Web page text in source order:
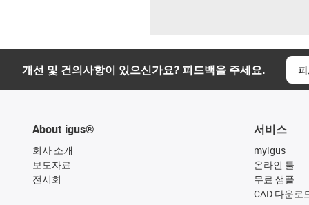
개선 및 건의사항이 있으신가요? 피드백을 주세요.
About igus®
회사 소개
보도자료
전시회
서비스
myigus
온라인 툴
무료 샘플
CAD 다운로